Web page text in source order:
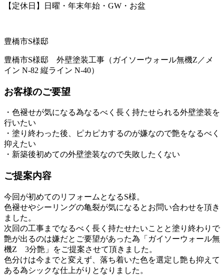
【定休日】日曜・年末年始・GW・お盆
豊橋市S様邸
豊橋市S様邸 外壁塗装工事（ガイソーウォール無機Z／メ
イン N-82 縦ライン N-40）
お客様のご要望
・色褪せが気になる為なるべく長く持たせられる外壁塗装を
行いたい
・塗り終わった後、ピカピカするのが嫌なので艶をなるべく
抑えたい
・新築後初めての外壁塗装なので失敗したくない
ご提案内容
今回が初めてのリフォームとなるS様。
色褪せやシーリングの亀裂が気になるとお問い合わせを頂き
ました。
次回の工事までなるべく長く持たせたいことと塗り終わりで
艶が出るのは嫌だとご要望があった為「ガイソーウォール無
機Z 3分艶」をご提案させて頂きました。
色分けは今までと変えず、落ち着いた色を選定し艶も抑えて
ある為シックな仕上がりとなりました。